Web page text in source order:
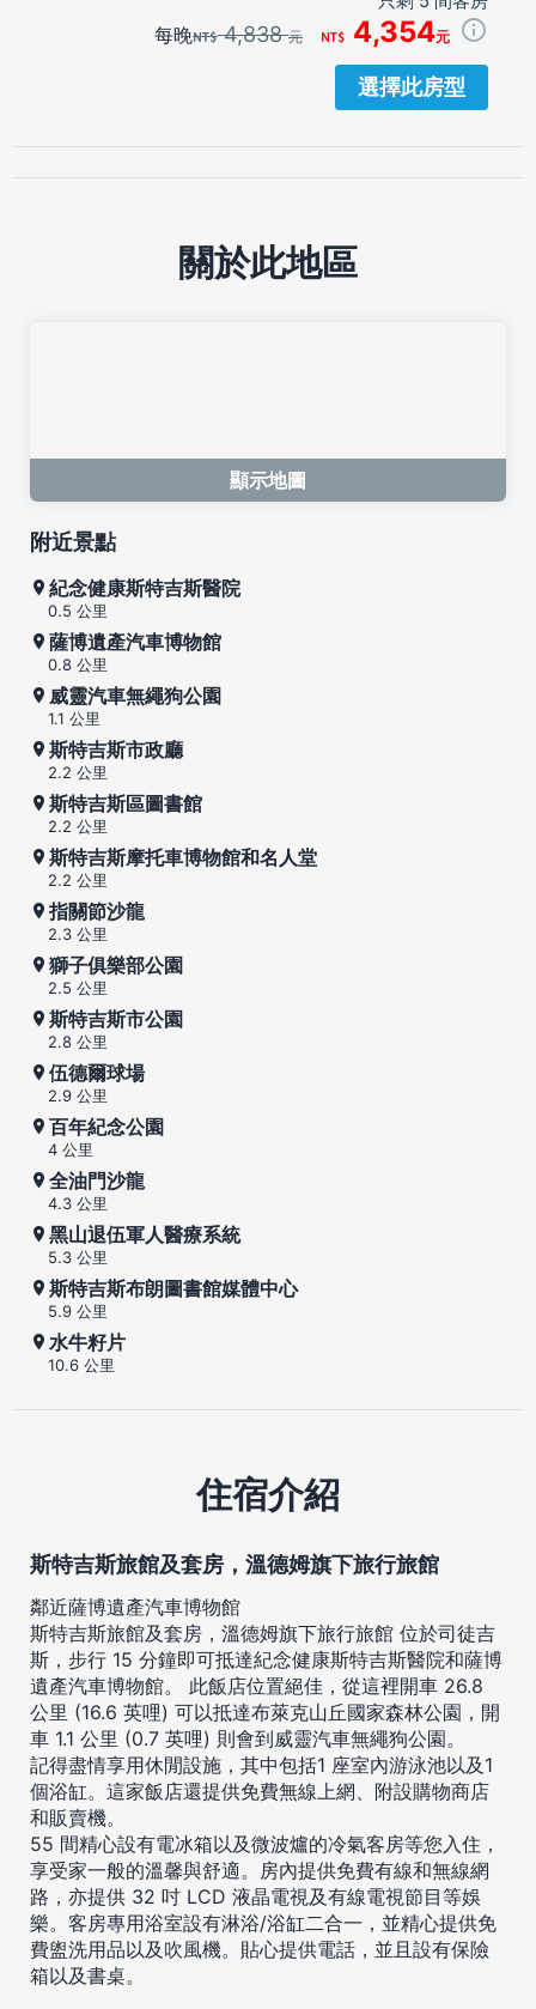
每晚 4,838元 4,354元
選擇此房型
關於此地區
顯示地圖
附近景點
紀念健康斯特吉斯醫院
0.5 公里
薩博遺產汽車博物館
0.8 公里
威靈汽車無繩狗公園
1.1 公里
斯特吉斯市政廳
2.2 公里
斯特吉斯區圖書館
2.2 公里
斯特吉斯摩托車博物館和名人堂
2.2 公里
指關節沙龍
2.3 公里
獅子俱樂部公園
2.5 公里
斯特吉斯市公園
2.8 公里
伍德爾球場
2.9 公里
百年紀念公園
4 公里
全油門沙龍
4.3 公里
黑山退伍軍人醫療系統
5.3 公里
斯特吉斯布朗圖書館媒體中心
5.9 公里
水牛籽片
10.6 公里
住宿介紹
斯特吉斯旅館及套房，溫德姆旗下旅行旅館
鄰近薩博遺產汽車博物館
斯特吉斯旅館及套房，溫德姆旗下旅行旅館 位於司徒吉
斯，步行 15 分鐘即可抵達紀念健康斯特吉斯醫院和薩博
遺產汽車博物館。 此飯店位置絕佳，從這裡開車 26.8
公里 (16.6 英哩) 可以抵達布萊克山丘國家森林公園，開
車 1.1 公里 (0.7 英哩) 則會到威靈汽車無繩狗公園。
記得盡情享用休閒設施，其中包括1 座室內游泳池以及1
個浴缸。這家飯店還提供免費無線上網、附設購物商店
和販賣機。
55 間精心設有電冰箱以及微波爐的冷氣客房等您入住，
享受家一般的溫馨與舒適。房內提供免費有線和無線網
路，亦提供 32 吋 LCD 液晶電視及有線電視節目等娛
樂。客房專用浴室設有淋浴/浴缸二合一，並精心提供免
費盥洗用品以及吹風機。貼心提供電話，並且設有保險
箱以及書桌。